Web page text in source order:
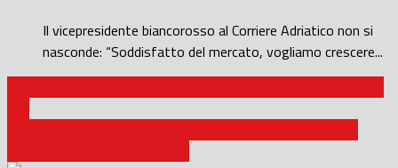
Il vicepresidente biancorosso al Corriere Adriatico non si
nasconde: “Soddisfatto del mercato, vogliamo crescere...